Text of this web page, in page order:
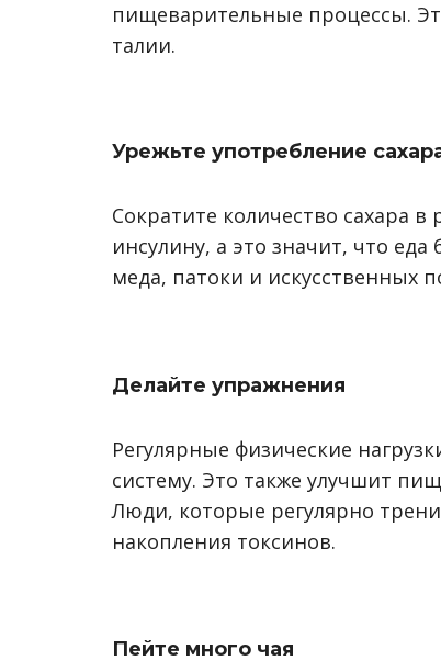
пищеварительные процессы.
талии.
Урежьте употребление
Сократите количество сахара
инсулину, а это значит, что еда
меда, патоки и искусственных
Делайте упражнения
Регулярные физические
систему. Это также улучшит
Люди, которые регулярно
накопления токсинов.
Пейте много чая